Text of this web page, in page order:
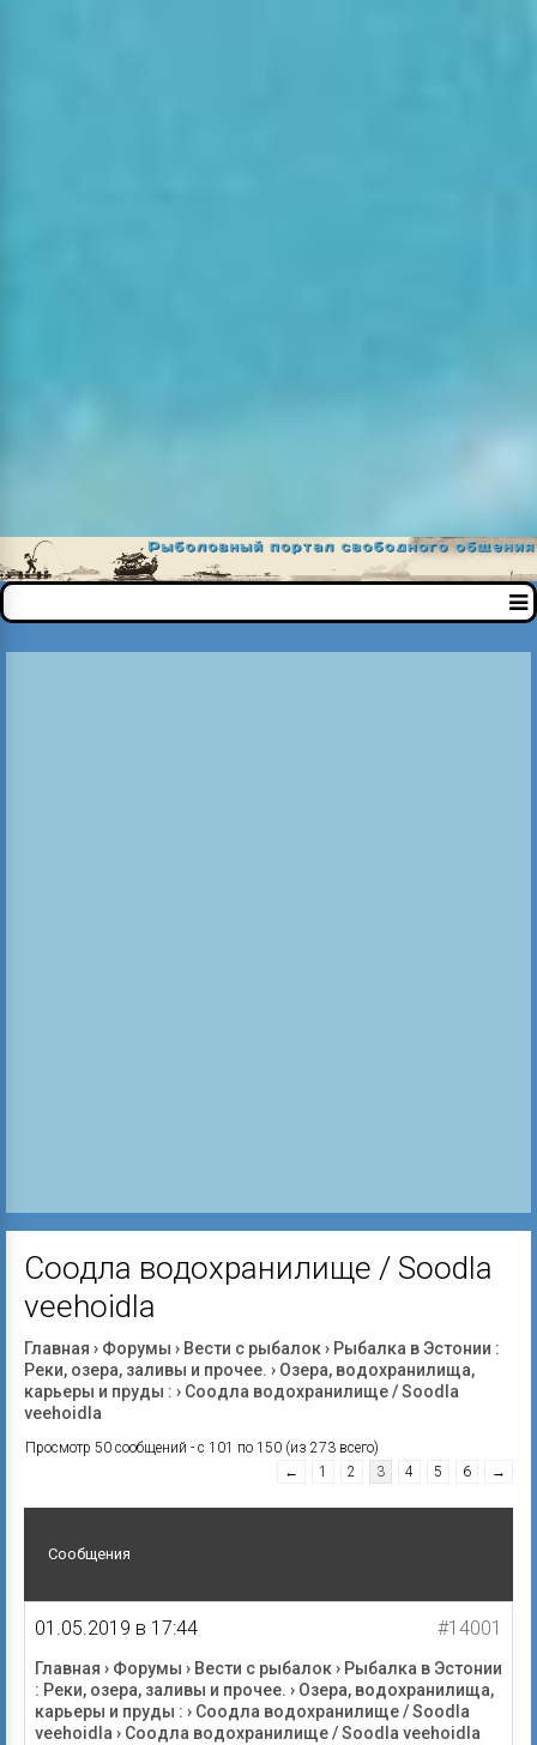
Соодла водохранилище / Soodla
veehoidla
Главная › Форумы › Вести с рыбалок› Рыбалка в Эстонии :
Реки, озера, заливы и прочее. › Озера, водохранилища,
карьеры и пруды : › Соодла водохранилище / Soodla
veehoidla
Просмотр 50 сообщений - с 101 по 150 (из 273 всего)
←
1 2 3 4 5 6 →
Сообщения
01.05.2019 в 17:44 #14001
Главная › Форумы › Вести с рыбалок› Рыбалка в Эстонии
: Реки, озера, заливы и прочее. › Озера, водохранилища,
карьеры и пруды : › Соодла водохранилище / Soodla
veehoidla› Соодла водохранилище / Soodla veehoidla